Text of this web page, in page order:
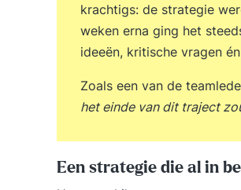
krachtigs: de strategie
weken erna ging het
ideeën, kritische vragen
Zoals een van de
het einde van dit traject
Een strategie die al in